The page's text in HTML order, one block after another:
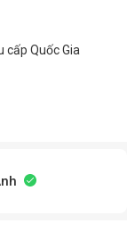
cấp Quốc Gia